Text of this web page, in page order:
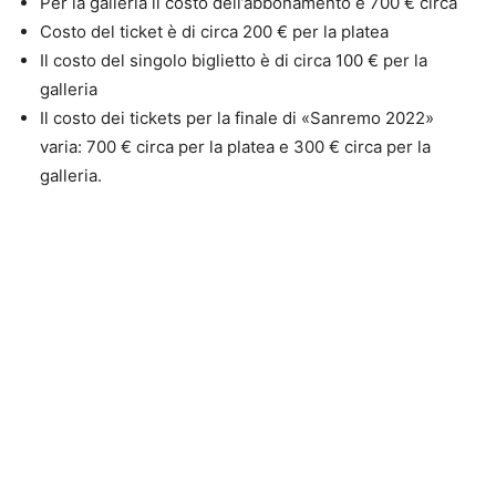
Costo del ticket è di circa 200 € per la platea
Il costo del singolo biglietto è di circa 100 € per la
galleria
Il costo dei tickets per la finale di «Sanremo 2022»
varia: 700 € circa per la platea e 300 € circa per la
galleria.